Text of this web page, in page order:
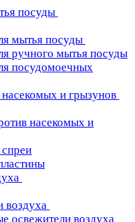
посуды
мытья посуды
ручного мытья посуды
посудомоечных
и грызунов
насекомых и
воздуха
освежители воздуха